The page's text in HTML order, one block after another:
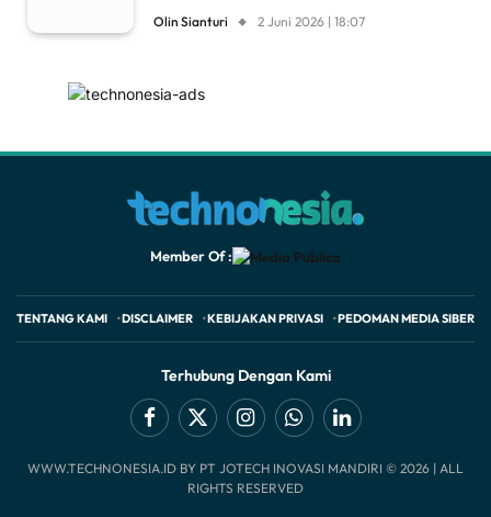
Olin Sianturi 2 Juni 2026 | 18:07
Member Of :
TENTANG KAMI DISCLAIMER KEBIJAKAN PRIVASI PEDOMAN MEDIA SIBER
Terhubung Dengan Kami
Facebook
X
(Twitter)
InstagramWhatsAppLinkedIn
WWW.TECHNONESIA.ID BY PT JOTECH INOVASI MANDIRI © 2026 | ALL
RIGHTS RESERVED